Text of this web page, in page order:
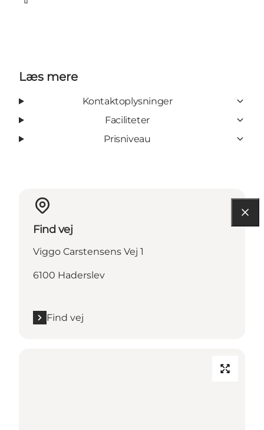
Facebook
Læs mere
Kontaktoplysninger
Faciliteter
Prisniveau
Find vej
Viggo Carstensens Vej 1
6100 Haderslev
Find vej